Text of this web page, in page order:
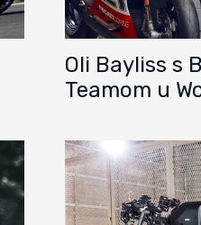
Oli Bayliss s
Teamom u